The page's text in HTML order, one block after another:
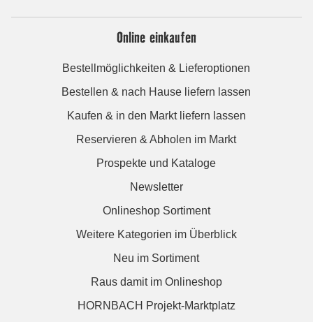
Online einkaufen
Bestellmöglichkeiten & Lieferoptionen
Bestellen & nach Hause liefern lassen
Kaufen & in den Markt liefern lassen
Reservieren & Abholen im Markt
Prospekte und Kataloge
Newsletter
Onlineshop Sortiment
Weitere Kategorien im Überblick
Neu im Sortiment
Raus damit im Onlineshop
HORNBACH Projekt-Marktplatz